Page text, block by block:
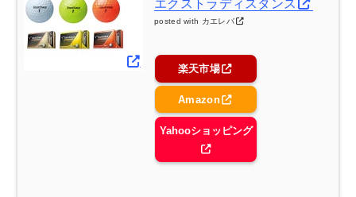
エクストラディスタンス
posted with カエレバ
楽天市場
Amazon
Yahooショッピング